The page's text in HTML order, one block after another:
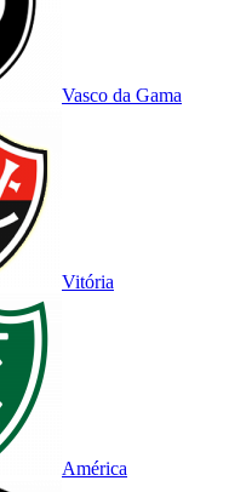
Vasco da Gama
Vitória
América